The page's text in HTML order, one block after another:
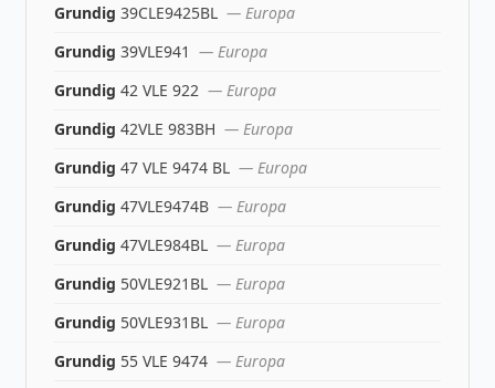
Grundig 39CLE9425BL — Europa
Grundig 39VLE941 — Europa
Grundig 42 VLE 922 — Europa
Grundig 42VLE 983BH — Europa
Grundig 47 VLE 9474 BL — Europa
Grundig 47VLE9474B — Europa
Grundig 47VLE984BL — Europa
Grundig 50VLE921BL — Europa
Grundig 50VLE931BL — Europa
Grundig 55 VLE 9474 — Europa